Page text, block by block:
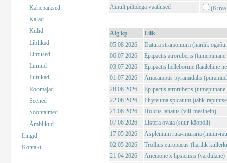
Kahepaiksed
Kalad
Kiilid
Liblikad
Limused
Linnud
Putukad
Roomajad
Seened
Soontaimed
Ämblikud
Lingid
Kontakt
Ainult piltidega vaatlused
(Kuva
Alg kp
Liik
05.08 2026
Datura stramonium (harilik
06.07 2026
Epipactis atrorubens
03.07 2026
Epipactis helleborine (laialehine
01.07 2026
Anacamptis pyramidalis
28.06 2026
Epipactis atrorubens
22.06 2026
Phyteuma spicatum (tähk-
21.06 2026
Holcus lanatus (vill-mesihein)
07.06 2026
Listera ovata (suur käopõll)
17.05 2026
Asplenium ruta-muraria (müür-
02.05 2026
Trollius europaeus (harilik
21.04 2026
Anemone x lipsiensis (värdülane)